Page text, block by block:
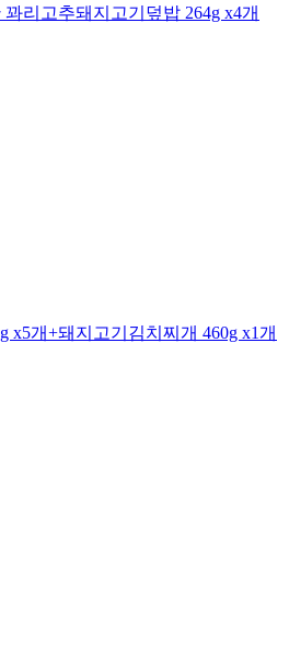
리고추돼지고기덮밥 264g x4개
x5개+돼지고기김치찌개 460g x1개